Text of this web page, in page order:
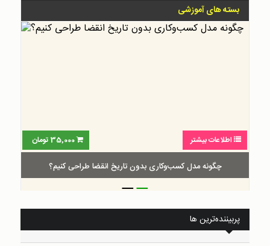
بسته های آموزشی
اطلاعات بیشتر 35,000 تومان
چگونه مدل کسب‌و‌کاری بدون تاریخ انقضا طراحی کنیم؟
__
پربیننده‌ترین ها